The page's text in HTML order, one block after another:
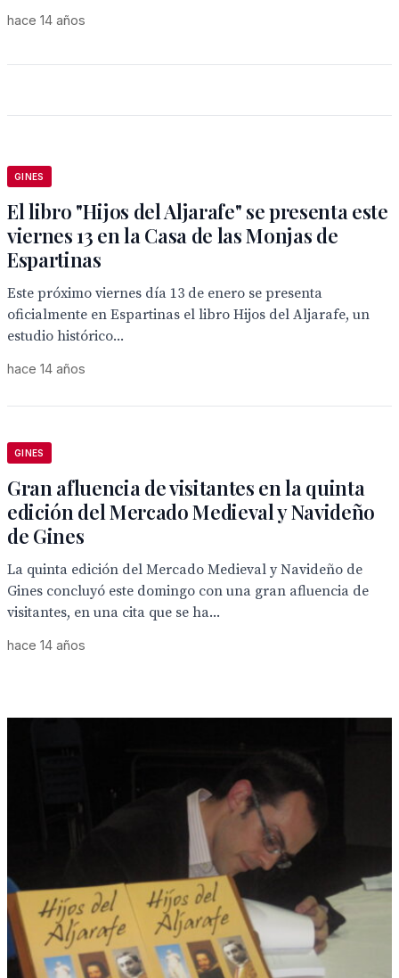
hace 14 años
GINES
El libro "Hijos del Aljarafe" se presenta este
viernes 13 en la Casa de las Monjas de
Espartinas
Este próximo viernes día 13 de enero se presenta
oficialmente en Espartinas el libro Hijos del Aljarafe, un
estudio histórico...
hace 14 años
GINES
Gran afluencia de visitantes en la quinta
edición del Mercado Medieval y Navideño
de Gines
La quinta edición del Mercado Medieval y Navideño de
Gines concluyó este domingo con una gran afluencia de
visitantes, en una cita que se ha...
hace 14 años